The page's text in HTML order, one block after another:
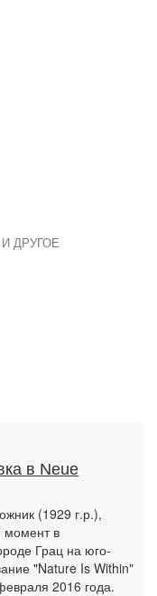
ДРУГОЕ
в Neue
(1929 г.р.),
момент в
Грац на юго-
"Nature Is Within"
2016 года.